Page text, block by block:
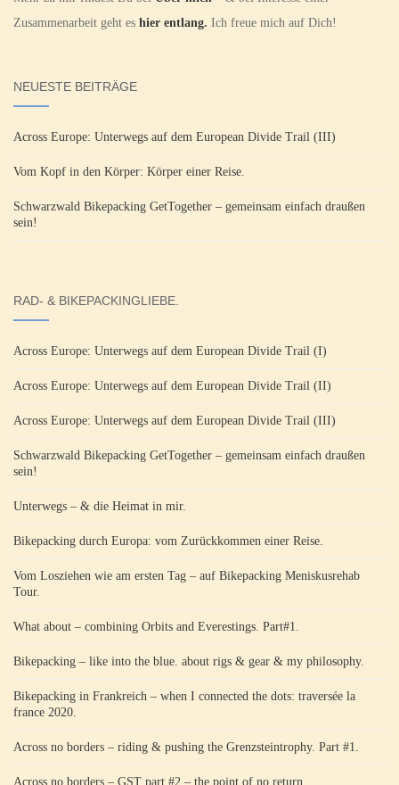
Zusammenarbeit geht es hier entlang. Ich freue mich auf Dich!
NEUESTE BEITRÄGE
Across Europe: Unterwegs auf dem European Divide Trail (III)
Vom Kopf in den Körper: Körper einer Reise.
Schwarzwald Bikepacking GetTogether – gemeinsam einfach draußen
sein!
RAD- & BIKEPACKINGLIEBE.
Across Europe: Unterwegs auf dem European Divide Trail (I)
Across Europe: Unterwegs auf dem European Divide Trail (II)
Across Europe: Unterwegs auf dem European Divide Trail (III)
Schwarzwald Bikepacking GetTogether – gemeinsam einfach draußen
sein!
Unterwegs – & die Heimat in mir.
Bikepacking durch Europa: vom Zurückkommen einer Reise.
Vom Losziehen wie am ersten Tag – auf Bikepacking Meniskusrehab
Tour.
What about – combining Orbits and Everestings. Part#1.
Bikepacking – like into the blue. about rigs & gear & my philosophy.
Bikepacking in Frankreich – when I connected the dots: traversée la
france 2020.
Across no borders – riding & pushing the Grenzsteintrophy. Part #1.
Across no borders – GST part #2 – the point of no return.